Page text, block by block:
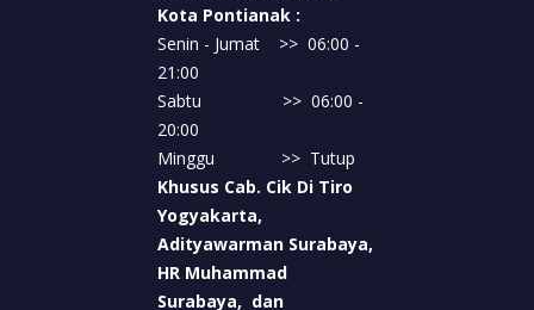
Kota Pontianak :
Senin - Jumat >> 06:00 -
21:00
Sabtu >> 06:00 -
20:00
Minggu >> Tutup
Khusus Cab. Cik Di Tiro
Yogyakarta,
Adityawarman Surabaya,
HR Muhammad
Surabaya, dan